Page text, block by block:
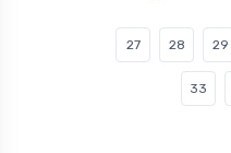
27 28 29
33